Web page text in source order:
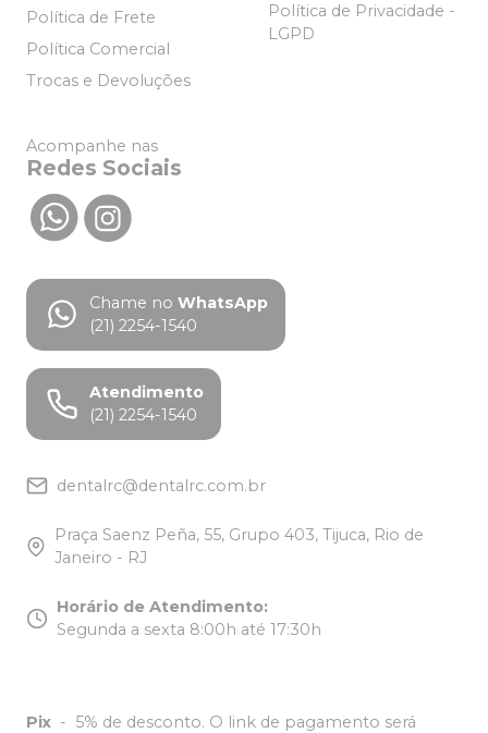
Política de Frete
Política Comercial
Trocas e Devoluções
Política de Privacidade -
LGPD
Acompanhe nas
Redes Sociais
Chame no WhatsApp
(21) 2254-1540
Atendimento
(21) 2254-1540
dentalrc@dentalrc.com.br
Praça Saenz Peña, 55, Grupo 403, Tijuca, Rio de
Janeiro - RJ
Horário de Atendimento:
Segunda a sexta 8:00h até 17:30h
Pix - 5% de desconto. O link de pagamento será